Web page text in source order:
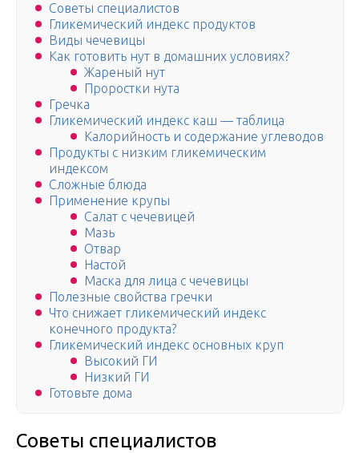
Советы специалистов
Гликемический индекс продуктов
Виды чечевицы
Как готовить нут в домашних условиях?
Жареный нут
Проростки нута
Гречка
Гликемический индекс каш — таблица
Калорийность и содержание углеводов
Продукты с низким гликемическим
индексом
Сложные блюда
Применение крупы
Салат с чечевицей
Мазь
Отвар
Настой
Маска для лица с чечевицы
Полезные свойства гречки
Что снижает гликемический индекс
конечного продукта?
Гликемический индекс основных круп
Высокий ГИ
Низкий ГИ
Готовьте дома
Советы специалистов